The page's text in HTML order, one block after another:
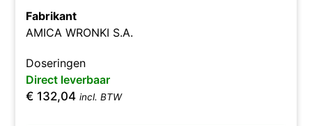
Fabrikant
AMICA WRONKI S.A.
Doseringen
Direct leverbaar
€ 132,04 incl. BTW